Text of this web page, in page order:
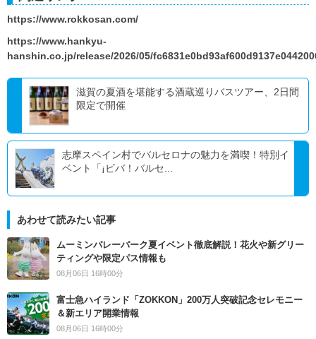
https://www.rokkosan.com/
https://www.hankyu-
hanshin.co.jp/release/2026/05/
滋賀の夏酒を堪能する酒蔵巡りバスツアー、2日間
限定で開催
志摩スペイン村でバルセロナの魅力を満喫！特別イ
ベント「¡ビバ！バルセ...
あわせて読みたい記事
ムーミンバレーパーク夏イベント徹底解説！花火や新グリー
ティングや限定パス情報も
08月06日 16時00分
富士急ハイランド「ZOKKON」200万人突破記念セレモニー
＆新エリア開業情報
08月06日 16時00分